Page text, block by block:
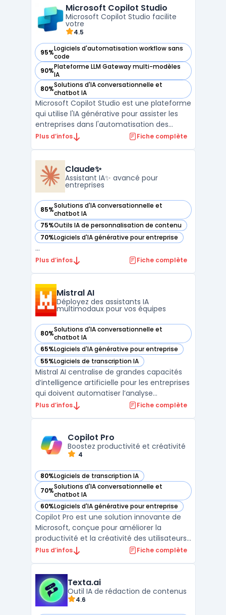
ainsi la satisfaction client, la rentabilité et la
produ ...
Microsoft Copilot Studio
Microsoft Copilot Studio facilite
votre
4.5
95%Logiciels d'automatisation workflow sans
code
— voir Microsoft Copilot Studio dans cette catégorie
90%Plateforme LLM Gateway multi-modèles
IA
— voir Microsoft Copilot Studio dans cette catégorie
80%Solutions d'IA conversationnelle et
chatbot IA
— voir Microsoft Copilot Studio dans cette catégorie
Microsoft Copilot Studio est une plateforme
qui utilise l'IA générative pour assister les
entreprises dans l'automatisation des
tâches et l'optimisation des processus
des tâches complexes en automatisant
certaines ...
Plus d’infos Fiche complète
Claude✨
Assistant IA✨ avancé pour
entreprises
85%Solutions d'IA conversationnelle et
chatbot IA
— voir Claude✨ dans cette catégorie
75%Outils IA de personnalisation de contenu
— voir Claude✨ dans cette catégorie
70%Logiciels d'IA générative pour entreprise
— voir Claude✨ dans cette catégorie
...
Plus d’infos Fiche complète
Mistral AI
Déployez des assistants IA
multimodaux pour vos équipes
80%Solutions d'IA conversationnelle et
chatbot IA
— voir Mistral AI dans cette catégorie
65%Logiciels d'IA générative pour entreprise
— voir Mistral AI dans cette catégorie
55%Logiciels de transcription IA
— voir Mistral AI dans cette catégorie
Mistral AI centralise de grandes capacités
d’intelligence artificielle pour les entreprises
qui doivent automatiser l’analyse
documentaire, assister leurs équipes et
plateforme propose un accès à des
modèles de large lang ...
Plus d’infos Fiche complète
Copilot Pro
Boostez productivité et créativité
4
80%Logiciels de transcription IA
— voir Copilot Pro dans cette catégorie
70%Solutions d'IA conversationnelle et
chatbot IA
— voir Copilot Pro dans cette catégorie
60%Logiciels d'IA générative pour entreprise
— voir Copilot Pro dans cette catégorie
Copilot Pro est une solution innovante de
Microsoft, conçue pour améliorer la
productivité et la créativité des utilisateurs.
Facturé à 22 € par utilisateur et par mois,
garantissant des performances accélérées,
particulièrement u ...
Plus d’infos Fiche complète
Texta.ai
Outil IA de rédaction de contenus
4.6